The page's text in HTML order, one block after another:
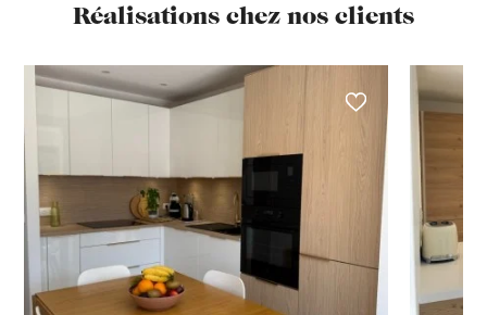
Réalisations chez nos clients